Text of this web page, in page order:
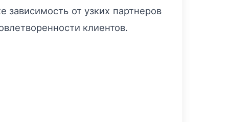
от узких партнеров
клиентов.